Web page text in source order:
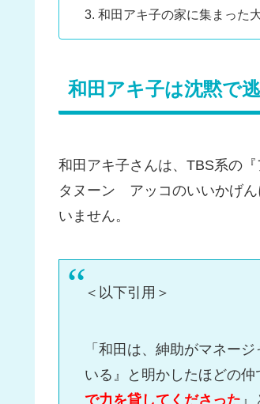
和田アキ子の家に集まった
和田アキ子は沈黙で
和田アキ子さんは、TBS系の
タヌーン アッコのいいかげん
いません。
＜以下引用＞
「和田は、紳助がマネー
いる』と明かしたほどの
で力を貸してくださった